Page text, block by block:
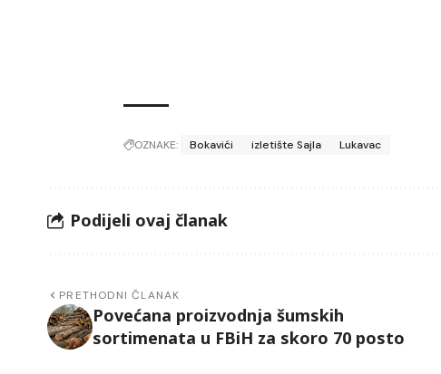
OZNAKE: Bokavići izletište Sajla Lukavac
Podijeli ovaj članak
PRETHODNI ČLANAK
Povećana proizvodnja šumskih
sortimenata u FBiH za skoro 70 posto